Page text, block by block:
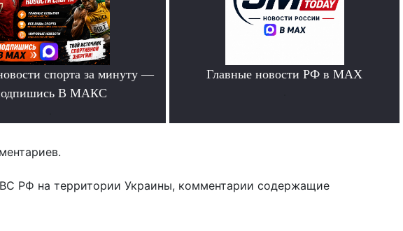
спорта за минуту —
В МАКС
Главные новости РФ в MAX
РФ на территории Украины, комментарии содержащие